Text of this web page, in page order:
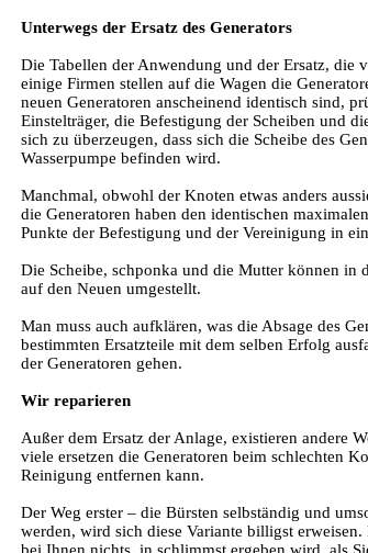
Unterwegs der Ersatz des Generators
Die Tabellen der Anwendung und der Ersatz, die
einige Firmen stellen auf die Wagen die
neuen Generatoren anscheinend identisch sind,
Einstelträger, die Befestigung der Scheiben und
sich zu überzeugen, dass sich die Scheibe des
Wasserpumpe befinden wird.
Manchmal, obwohl der Knoten etwas anders
die Generatoren haben den identischen
Punkte der Befestigung und der Vereinigung in
Die Scheibe, schponka und die Mutter können in
auf den Neuen umgestellt.
Man muss auch aufklären, was die Absage des
bestimmten Ersatzteile mit dem selben Erfolg
der Generatoren gehen.
Wir reparieren
Außer dem Ersatz der Anlage, existieren andere
viele ersetzen die Generatoren beim schlechten
Reinigung entfernen kann.
Der Weg erster – die Bürsten selbständig und
werden, wird sich diese Variante billigst
bei Ihnen nichts, in schlimmst ergeben wird, als